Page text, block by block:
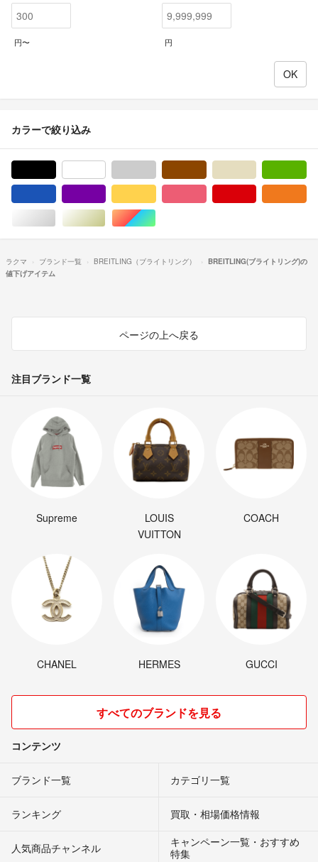
円〜 円
カラーで絞り込み
シルバー/銀色系ゴールド/金色系マルチカラー
ラクマ ブランド一覧 BREITLING（ブライトリング）
BREITLING(ブライトリング)の
値下げアイテム
ページの上へ戻る
注目ブランド一覧
Supreme
LOUIS
VUITTON
COACH
CHANEL HERMES GUCCI
すべてのブランドを見る
コンテンツ
ブランド一覧 カテゴリ一覧
ランキング 買取・相場価格情報
人気商品チャンネル
キャンペーン一覧・おすすめ
特集